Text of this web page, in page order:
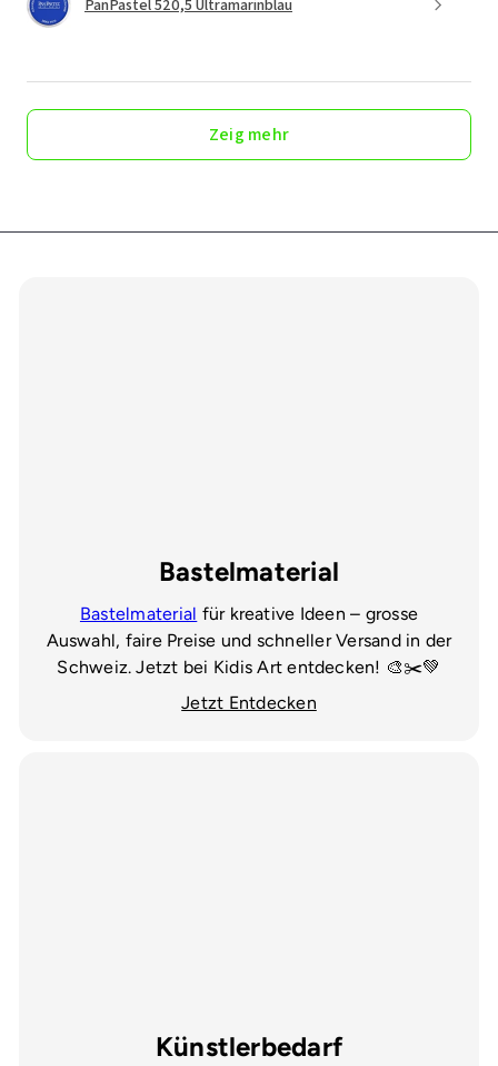
PanPastel 520,5 Ultramarinblau
Zeig mehr
Bastelmaterial
Bastelmaterial für kreative Ideen – grosse
Auswahl, faire Preise und schneller Versand in der
Schweiz. Jetzt bei Kidis Art entdecken! 🎨✂️💚
Jetzt Entdecken
Künstlerbedarf